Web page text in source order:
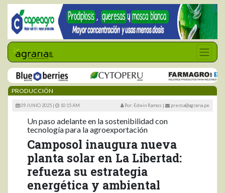
PRODUCCIÓN
09 JUNIO 2025 | 10:15 AM Por: Edwin Ramos | prensa@agraria.pe
Un paso adelante en la sostenibilidad con
tecnología para la agroexportación
Camposol inaugura nueva
planta solar en La Libertad:
refueza su estrategia
energética y ambiental